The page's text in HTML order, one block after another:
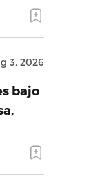
3, 2026
bajo